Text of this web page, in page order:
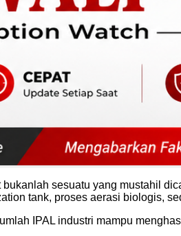
sesuatu yang mustahil
tank, proses aerasi biologis,
IPAL industri mampu